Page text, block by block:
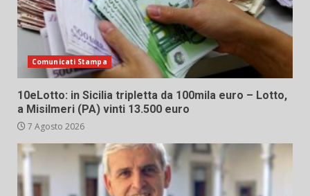
Comunicati Stampa
10eLotto: in Sicilia tripletta da 100mila euro – Lotto,
a Misilmeri (PA) vinti 13.500 euro
7 Agosto 2026